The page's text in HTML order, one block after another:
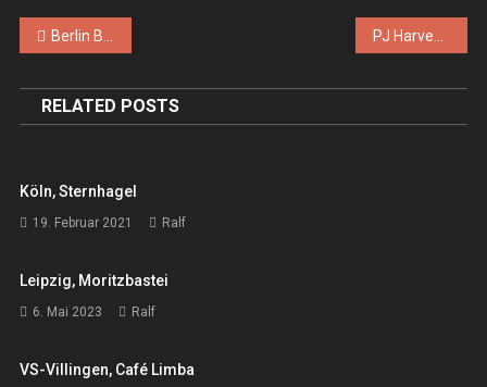
Beitragsnavigation
Berlin Beat Invasion #5 – Fr. 08.09.2023 – Berlin, Quasimodo
RELATED POSTS
Köln, Sternhagel
19. Februar 2021 Ralf
Leipzig, Moritzbastei
6. Mai 2023 Ralf
VS-Villingen, Café Limba